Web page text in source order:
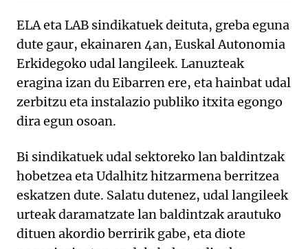
ELA eta LAB sindikatuek deituta, greba eguna
dute gaur, ekainaren 4an, Euskal Autonomia
Erkidegoko udal langileek. Lanuzteak
eragina izan du Eibarren ere, eta hainbat udal
zerbitzu eta instalazio publiko itxita egongo
dira egun osoan.
Bi sindikatuek udal sektoreko lan baldintzak
hobetzea eta Udalhitz hitzarmena berritzea
eskatzen dute. Salatu dutenez, udal langileek
urteak daramatzate lan baldintzak arautuko
dituen akordio berririk gabe, eta diote